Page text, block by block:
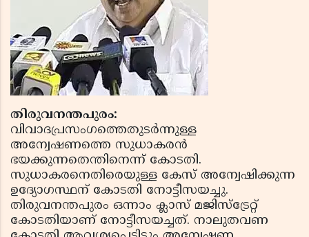
തിരുവനന്തപുരം:
വിവാദപ്രസംഗത്തെതുടര്‍ന്നുള്ള
അന്വേഷണത്തെ സുധാകരന്‍
ഭയക്കുന്നതെന്തിനെന്ന്‌ കോടതി.
സുധാകരനെതിരെയുള്ള കേസ് അന്വേഷിക്കുന്ന
ഉദ്യോഗസ്ഥന്‌ കോടതി നോട്ടീസയച്ചു.
തിരുവനന്തപുരം ഒന്നാം ക്ലാസ് മജിസ്ട്രേറ്റ്
കോടതിയാണ്‌ നോട്ടീസയച്ചത്. നാലുതവണ